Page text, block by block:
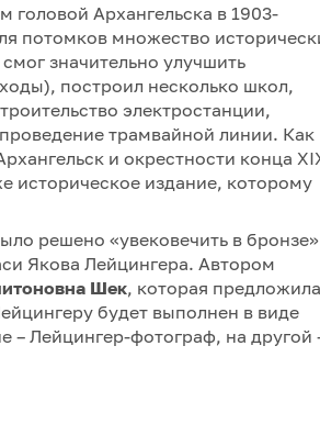
головой Архангельска в 1903-
потомков множество
значительно улучшить
построил несколько школ,
электростанции,
трамвайной линии. Как
и окрестности конца
историческое издание, которому
решено «увековечить в
Якова Лейцингера. Автором
Шек, которая предложила
будет выполнен в виде
– Лейцингер-фотограф, на другой